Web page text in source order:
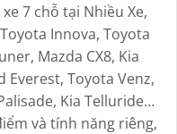
7 chỗ tại Nhiều Xe,
Innova, Toyota
Mazda CX8, Kia
Everest, Toyota Venz,
Kia Telluride…
và tính năng riêng,